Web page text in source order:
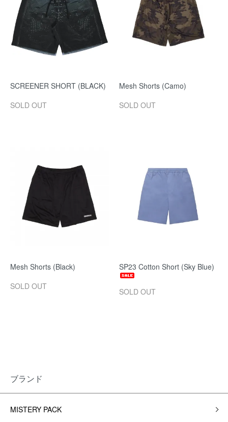
SCREENER SHORT (BLACK)
SOLD OUT
Mesh Shorts (Camo)
SOLD OUT
Mesh Shorts (Black)
SOLD OUT
SP23 Cotton Short (Sky Blue)
SOLD OUT
ブランド
MISTERY PACK